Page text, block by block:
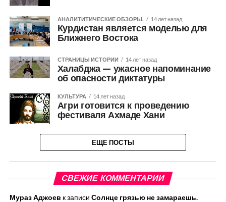
АНАЛИТИТИЧЕСКИЕ ОБЗОРЫ. 14 лет назад
Курдистан является моделью для
Ближнего Востока
СТРАНИЦЫ ИСТОРИИ 14 лет назад
Халабджа — ужасное напоминание
об опасности диктатуры
КУЛЬТУРА 14 лет назад
Агри готовится к проведению
фестиваля Ахмаде Хани
ЕЩЕ ПОСТЫ
СВЕЖИЕ КОММЕНТАРИИ
Мураз Аджоев к записи Солнце грязью не замараешь.